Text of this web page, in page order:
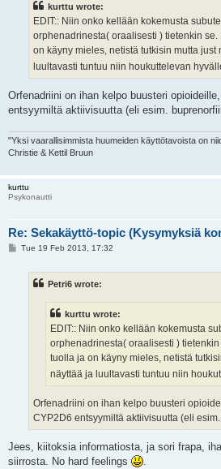
kurttu wrote:
EDIT:: Niin onko kellään kokemusta
orphenadrinesta( oraalisesti ) tietenkin
on käyny mieles, netistä tutkisin mutta just
luultavasti tuntuu niin houkuttelevan
Orfenadriini on ihan kelpo buusteri
entsyymiltä aktiivisuutta (eli esim.
"Yksi vaarallisimmista huumeiden käyttötavoista on
Christie & Kettil Bruun
kurttu
Psykonautti
Re: Sekakäyttö-topic (Kysymyksiä
PTue 19 Feb 2013, 17:32
Petri6 wrote:
kurttu wrote:
EDIT:: Niin onko kellään kokemusta
orphenadrinesta( oraalisesti )
tuolla ja on käyny mieles, netistä
näyttää ja luultavasti tuntuu niin
Orfenadriini on ihan kelpo buusteri
CYP2D6 entsyymiltä aktiivisuutta (eli
Jees, kiitoksia informatiosta, ja sori frapa,
siirrosta. No hard feelings
.